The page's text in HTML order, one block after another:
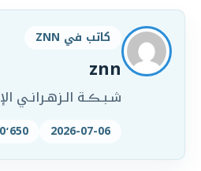
كاتب في ZNN
znn
شـبـڪـة الـزهـرانـي
2026-07-06 30٬650